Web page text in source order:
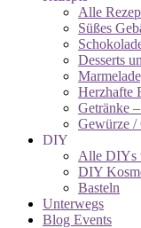
Alle
Süßes
Desserts
Herzhafte
Getränke
Gewürze /
DIY
Alle DIYs
DIY
Basteln
Unterwegs
Blog Events